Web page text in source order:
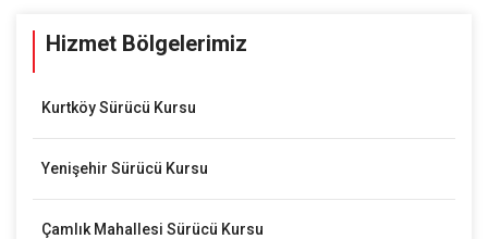
Hizmet Bölgelerimiz
Kurtköy Sürücü Kursu
Yenişehir Sürücü Kursu
Çamlık Mahallesi Sürücü Kursu